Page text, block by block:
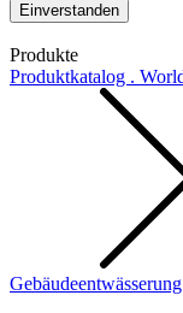
Einverstanden
Produkte
Produktkatalog .
Gebäudeentwässerung